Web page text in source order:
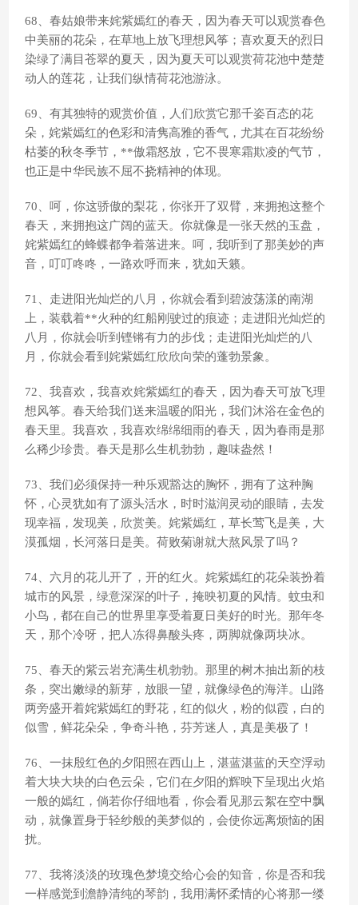
68、春姑娘带来姹紫嫣红的春天，因为春天可以观赏春色
中美丽的花朵，在草地上放飞理想风筝；喜欢夏天的烈日
染绿了满目苍翠的夏天，因为夏天可以观赏荷花池中楚楚
动人的莲花，让我们纵情荷花池游泳。
69、有其独特的观赏价值，人们欣赏它那千姿百态的花
朵，姹紫嫣红的色彩和清隽高雅的香气，尤其在百花纷纷
枯萎的秋冬季节，**傲霜怒放，它不畏寒霜欺凌的气节，
也正是中华民族不屈不挠精神的体现。
70、呵，你这骄傲的梨花，你张开了双臂，来拥抱这整个
春天，来拥抱这广阔的蓝天。你就像是一张天然的玉盘，
姹紫嫣红的蜂蝶都争着落进来。呵，我听到了那美妙的声
音，叮叮咚咚，一路欢呼而来，犹如天籁。
71、走进阳光灿烂的八月，你就会看到碧波荡漾的南湖
上，装载着**火种的红船刚驶过的痕迹；走进阳光灿烂的
八月，你就会听到铿锵有力的步伐；走进阳光灿烂的八
月，你就会看到姹紫嫣红欣欣向荣的蓬勃景象。
72、我喜欢，我喜欢姹紫嫣红的春天，因为春天可放飞理
想风筝。春天给我们送来温暖的阳光，我们沐浴在金色的
春天里。我喜欢，我喜欢绵绵细雨的春天，因为春雨是那
么稀少珍贵。春天是那么生机勃勃，趣味盎然！
73、我们必须保持一种乐观豁达的胸怀，拥有了这种胸
怀，心灵犹如有了源头活水，时时滋润灵动的眼睛，去发
现幸福，发现美，欣赏美。姹紫嫣红，草长莺飞是美，大
漠孤烟，长河落日是美。荷败菊谢就大熬风景了吗？
74、六月的花儿开了，开的红火。姹紫嫣红的花朵装扮着
城市的风景，绿意深深的叶子，掩映初夏的风情。蚊虫和
小鸟，都在自己的世界里享受着夏日美好的时光。那年冬
天，那个冷呀，把人冻得鼻酸头疼，两脚就像两块冰。
75、春天的紫云岩充满生机勃勃。那里的树木抽出新的枝
条，突出嫩绿的新芽，放眼一望，就像绿色的海洋。山路
两旁盛开着姹紫嫣红的野花，红的似火，粉的似霞，白的
似雪，鲜花朵朵，争奇斗艳，芬芳迷人，真是美极了！
76、一抹殷红色的夕阳照在西山上，湛蓝湛蓝的天空浮动
着大块大块的白色云朵，它们在夕阳的辉映下呈现出火焰
一般的嫣红，倘若你仔细地看，你会看见那云絮在空中飘
动，就像置身于轻纱般的美梦似的，会使你远离烦恼的困
扰。
77、我将淡淡的玫瑰色梦境交给心会的知音，你是否和我
一样感觉到澹静清纯的琴韵，我用满怀柔情的心将那一缕